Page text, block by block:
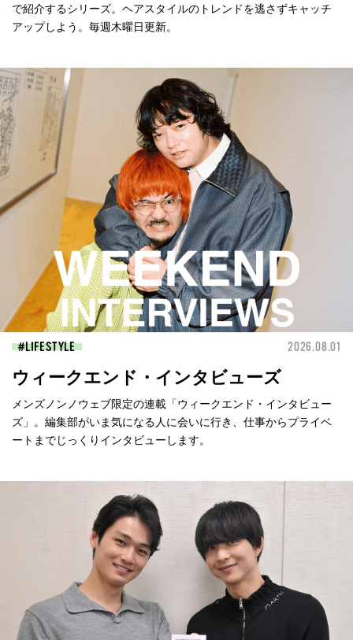
で紹介するシリーズ。ヘアスタイルのトレンドを逃さずキャッチ
アップしよう。毎週木曜日更新。
LIFESTYLE 2026.08.01
ウィークエンド・インタビューズ
メンズノンノウェブ限定の連載「ウィークエンド・インタビュー
ズ」。編集部がいま気になる人に会いに行き、仕事からプライベ
ートまでじっくりインタビューします。